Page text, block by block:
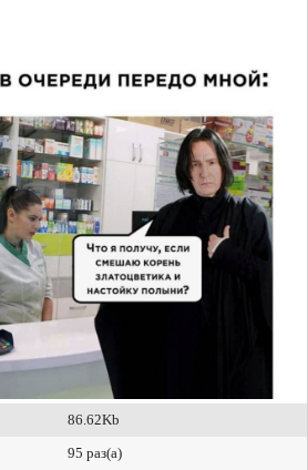
86.62Kb
95 раз(а)